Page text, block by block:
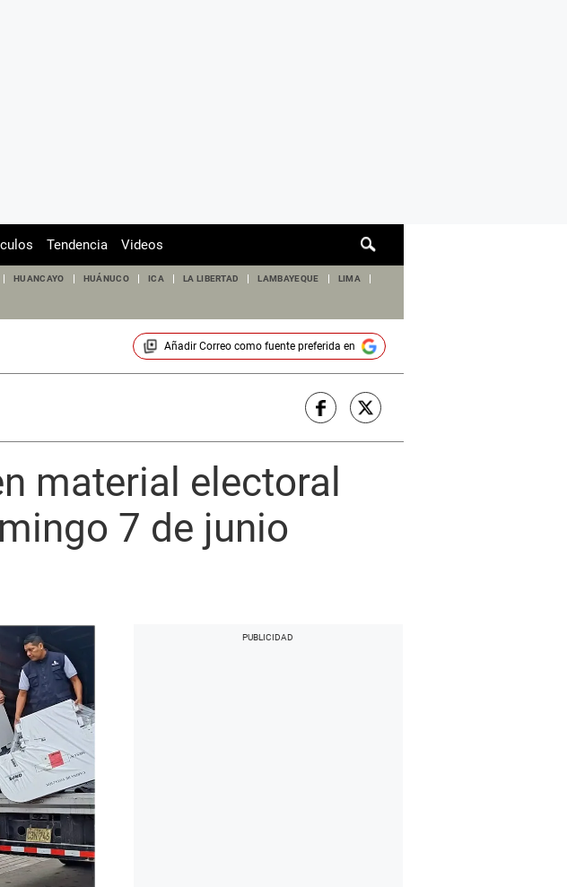
de
Tendencia Videos
HUANCAYO HUÁNUCO ICA LA LIBERTAD LAMBAYEQUE LIMA
Añadir Correocomo fuente preferida en
material electoral
7 de junio